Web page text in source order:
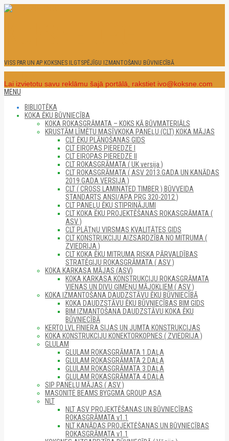
Skip
VISS PAR UN AP KOKSNES ILGTSPĒJĪGU IZMANTOŠANU BŪVNIECĪBĀ
Lai izvietotu savu reklāmu šajā portālā, rakstiet ivo@koksne.com
Secondary
Menu
MENU
BIBLIOTĒKA
KOKA ĒKU BŪVNIECĪBA
KOKA ROKASGRĀMATA – KOKS KĀ BŪVMATERIĀLS
KRUSTĀM LĪMĒTU MASĪVKOKA PANEĻU (CLT) KOKA MĀJAS
CLT ĒKU PLĀNOŠANAS GIDS
CLT EIROPAS PIEREDZE I
CLT EIROPAS PIEREDZE II
CLT ROKASGRĀMATA ( UK versija )
CLT ROKASGRĀMATA ( ASV 2013.GADA UN KANĀDAS
2019.GADA VERSIJA )
CLT ( CROSS LAMINATED TIMBER ) BŪVVEIDA
STANDARTS ANSI/APA PRG 320-2012 )
CLT PANEĻU ĒKU STIPRINĀJUMI
CLT KOKA ĒKU PROJEKTĒŠANAS ROKASGRĀMATA (
ASV )
CLT PLĀTŅU VIRSMAS KVALITĀTES GIDS
CLT KONSTRUKCIJU AIZSARDZĪBA NO MITRUMA (
ZVIEDRIJA )
CLT KOKA ĒKU MITRUMA RISKA PĀRVALDĪBAS
STRATĒĢIJU ROKASGRĀMATA ( ASV )
KOKA KARKASA MĀJAS (ASV)
KOKA KARKASA KONSTRUKCIJU ROKASGRĀMATA
VIENAS UN DIVU ĢIMEŅU MĀJOKĻIEM ( ASV )
KOKA IZMANTOŠANA DAUDZSTĀVU ĒKU BŪVNIECĪBĀ
KOKA DAUDZSTĀVU ĒKU BŪVNIECĪBAS BIM GIDS
BIM IZMANTOŠANA DAUDZSTĀVU KOKA ĒKU
BŪVNIECĪBĀ
KERTO LVL FINIERA SIJAS UN JUMTA KONSTRUKCIJAS
KOKA KONSTRUKCIJU KONEKTORKOPNES ( ZVIEDRIJA )
GLULAM
GLULAM ROKASGRĀMATA 1.DAĻA
GLULAM ROKASGRĀMATA 2.DAĻA
GLULAM ROKASGRĀMATA 3.DAĻA
GLULAM ROKASGRĀMATA 4.DAĻA
SIP PANEĻU MĀJAS ( ASV )
MASONITE BEAMS BYGGMA GROUP ASA
NLT
NLT ASV PROJEKTĒŠANAS UN BŪVNIECĪBAS
ROKASGRĀMATA v1.1
NLT KANĀDAS PROJEKTĒŠANAS UN BŪVNIECĪBAS
ROKASGRĀMATA v1.1